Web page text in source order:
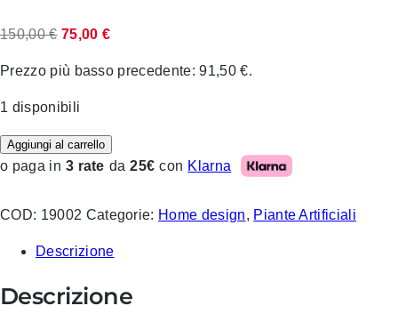
150,00€ Il
originale
era:
75,00 €Il
attuale
Prezzo più basso precedente:91,50€.
1 disponibili
Aggiungi al carrello
o paga in 3 rate da 25€ con Klarna
COD: 19002 Categorie: Home design, Piante Artificiali
Descrizione
Descrizione